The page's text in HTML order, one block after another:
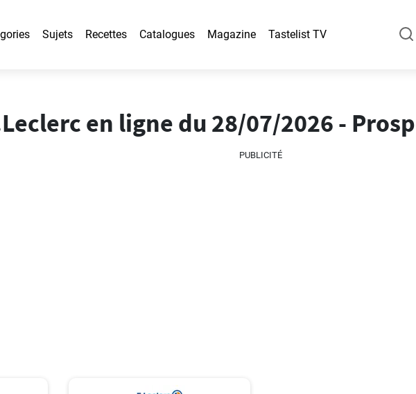
Sujets Recettes Catalogues Magazine Tastelist TV
en ligne du 28/07/2026 -
PUBLICITÉ